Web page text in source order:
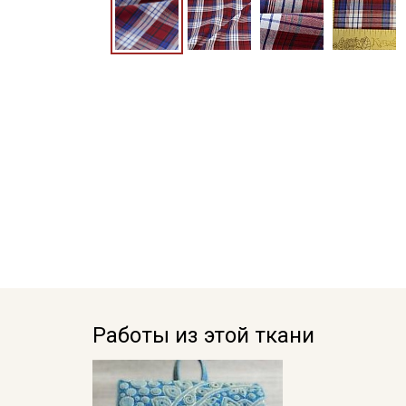
Работы из этой ткани